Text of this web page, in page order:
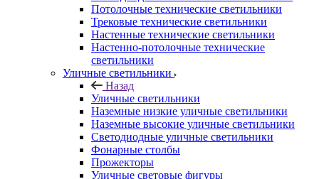
Потолочные технические светильники
Трековые технические светильники
Настенные технические светильники
Настенно-потолочные технические
светильники
Уличные светильники
Назад
Уличные светильники
Наземные низкие уличные светильники
Наземные высокие уличные светильники
Светодиодные уличные светильники
Фонарные столбы
Прожекторы
Уличные световые фигуры